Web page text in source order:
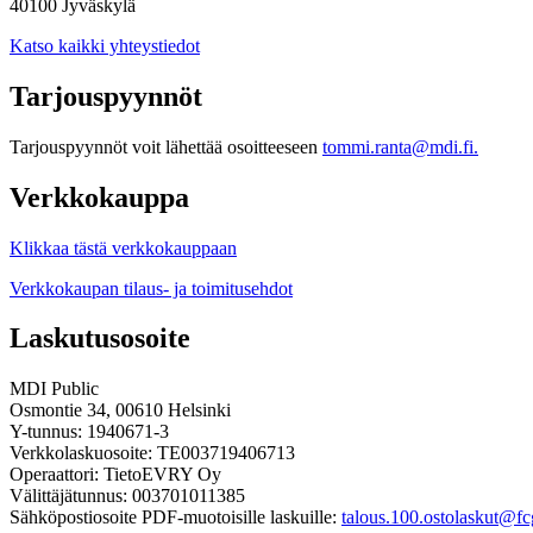
40100 Jyväskylä
Katso kaikki yhteystiedot
Tarjouspyynnöt
Tarjouspyynnöt voit lähettää osoitteeseen tommi.ranta@mdi.fi.
Verkkokauppa
Klikkaa tästä verkkokauppaan
Verkkokaupan tilaus- ja toimitusehdot
Laskutusosoite
MDI Public
Osmontie 34, 00610 Helsinki
Y-tunnus: 1940671-3
Verkkolaskuosoite: TE003719406713
Operaattori: TietoEVRY Oy
Välittäjätunnus: 003701011385
Sähköpostiosoite PDF-muotoisille laskuille: